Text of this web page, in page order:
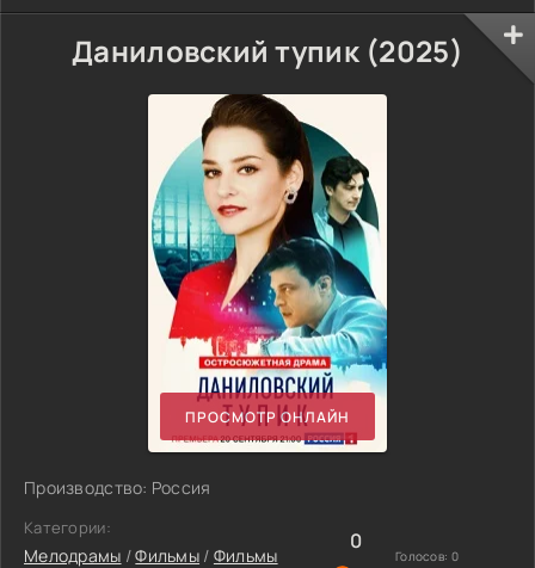
Даниловский тупик (2025)
ПРОСМОТР ОНЛАЙН
Производство: Россия
Категории:
Мелодрамы /Фильмы / Фильмы
0
Голосов: 0